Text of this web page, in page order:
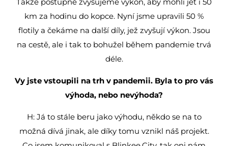
km za hodinu do kopce. Nyní jsme upravili 50 %
flotily a čekáme na další díly, jež zvyšují výkon. Jsou
na cestě, ale i tak to bohužel během pandemie trvá
déle.
Vy jste vstoupili na trh v pandemii. Byla to pro vás
výhoda, nebo nevýhoda?
H: Já to stále beru jako výhodu, někdo se na to
možná dívá jinak, ale díky tomu vznikl náš projekt.